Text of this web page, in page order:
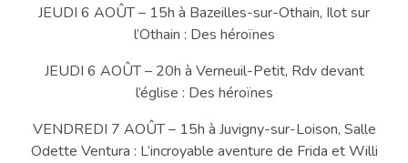
JEUDI 6 AOÛT – 15h à Bazeilles-sur-Othain, Ilot sur
l’Othain : Des héroïnes
JEUDI 6 AOÛT – 20h à Verneuil-Petit, Rdv devant
l’église : Des héroïnes
VENDREDI 7 AOÛT – 15h à Juvigny-sur-Loison, Salle
Odette Ventura : L’incroyable aventure de Frida et Willi